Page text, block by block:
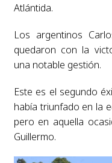
Atlántida.
Los argentinos
quedaron con la
una notable gestión.
Este es el segundo
había triunfado en la
pero en aquella
Guillermo.